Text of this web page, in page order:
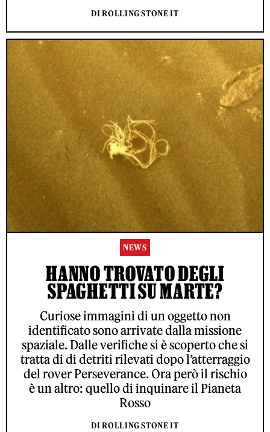
DI ROLLING STONE IT
NEWS
HANNO TROVATO DEGLI
SPAGHETTI SU MARTE?
Curiose immagini di un oggetto non
identificato sono arrivate dalla missione
spaziale. Dalle verifiche si è scoperto che si
tratta di di detriti rilevati dopo l’atterraggio
del rover Perseverance. Ora però il rischio
è un altro: quello di inquinare il Pianeta
Rosso
DI ROLLING STONE IT